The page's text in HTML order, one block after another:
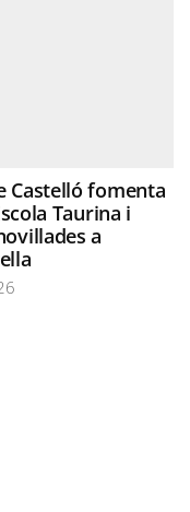
Castelló fomenta
Taurina i
a